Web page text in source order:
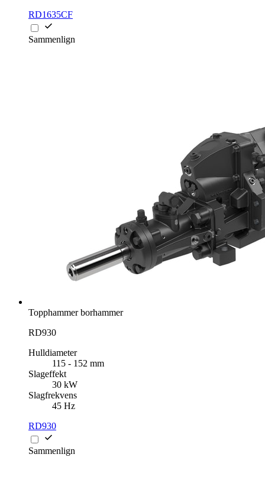
RD1635CF
Sammenlign
Topphammer borhammer
RD930
Hulldiameter
115 - 152 mm
Slageffekt
30 kW
Slagfrekvens
45 Hz
RD930
Sammenlign